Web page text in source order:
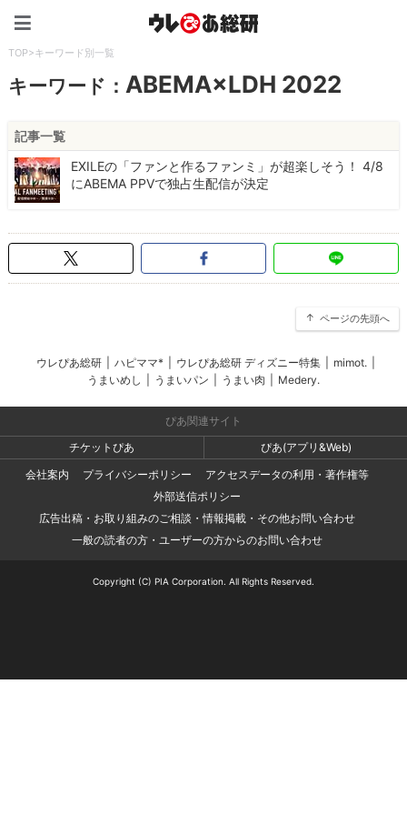
TOP>キーワード別一覧
キーワード：ABEMA×LDH 2022
記事一覧
EXILEの「ファンと作るファンミ」が超楽しそう！ 4/8
にABEMA PPVで独占生配信が決定
ページの先頭へ
ウレぴあ総研 ハピママ* ウレぴあ総研 ディズニー特集 mimot.
うまいめし
うまいパン うまい肉 Medery.
ぴあ関連サイト
チケットぴあ
ぴあ(アプリ&Web)
会社案内
プライバシーポリシー
アクセスデータの利用・著作権等
外部送信ポリシー
広告出稿・お取り組みのご相談・情報掲載・その他お問い合わせ
一般の読者の方・ユーザーの方からのお問い合わせ
Copyright (C) PIA Corporation. All Rights Reserved.